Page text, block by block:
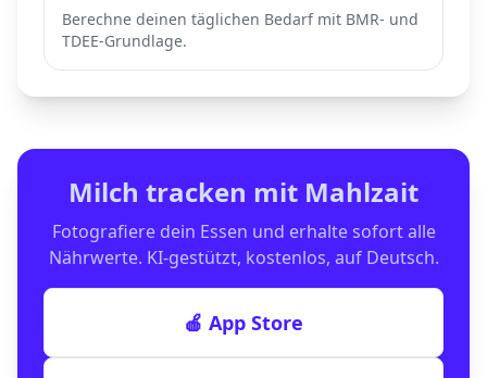
Berechne deinen täglichen Bedarf mit BMR- und
TDEE-Grundlage.
Milch tracken mit Mahlzait
Fotografiere dein Essen und erhalte sofort alle
Nährwerte. KI-gestützt, kostenlos, auf Deutsch.
🍎 App Store